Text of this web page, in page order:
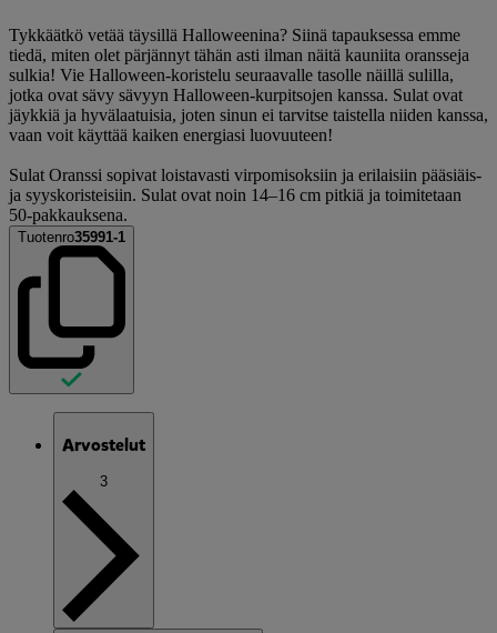
Tykkäätkö vetää täysillä Halloweenina? Siinä tapauksessa emme
tiedä, miten olet pärjännyt tähän asti ilman näitä kauniita oransseja
sulkia! Vie Halloween-koristelu seuraavalle tasolle näillä sulilla,
jotka ovat sävy sävyyn Halloween-kurpitsojen kanssa. Sulat ovat
jäykkiä ja hyvälaatuisia, joten sinun ei tarvitse taistella niiden kanssa,
vaan voit käyttää kaiken energiasi luovuuteen!
Sulat Oranssi sopivat loistavasti virpomisoksiin ja erilaisiin pääsiäis-
ja syyskoristeisiin. Sulat ovat noin 14–16 cm pitkiä ja toimitetaan
50-pakkauksena.
Tuotenro35991-1
Arvostelut
3